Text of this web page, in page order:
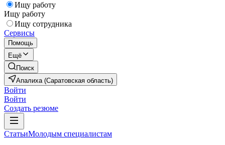
Ищу работу
Ищу работу
Ищу сотрудника
Сервисы
Помощь
Ещё
Поиск
Апалиха (Саратовская область)
Войти
Войти
Создать резюме
СтатьиМолодым специалистам